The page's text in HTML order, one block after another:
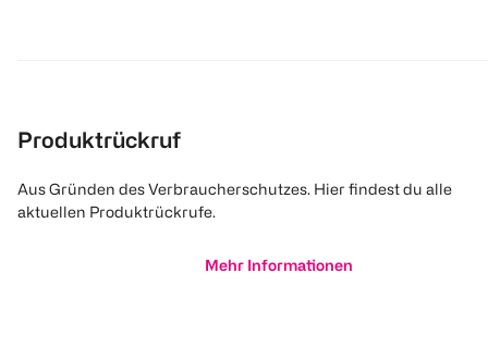
Produktrückruf
Aus Gründen des Verbraucherschutzes. Hier findest du alle
aktuellen Produktrückrufe.
Mehr Informationen